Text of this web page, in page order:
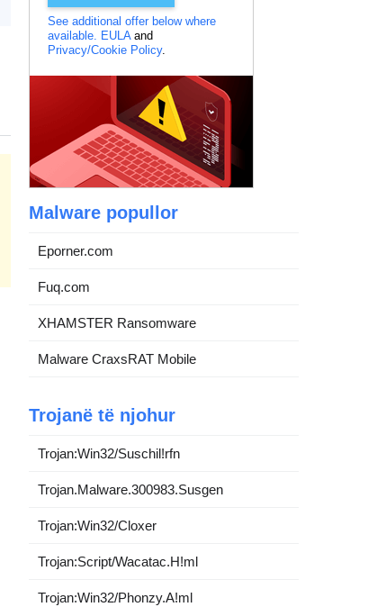
See additional offer below where
available. EULAand
Privacy/Cookie Policy.
Malware popullor
Eporner.com
Fuq.com
XHAMSTER Ransomware
Malware CraxsRAT Mobile
Trojanë të njohur
Trojan:Win32/Suschil!rfn
Trojan.Malware.300983.Susgen
Trojan:Win32/Cloxer
Trojan:Script/Wacatac.H!ml
Trojan:Win32/Phonzy.A!ml